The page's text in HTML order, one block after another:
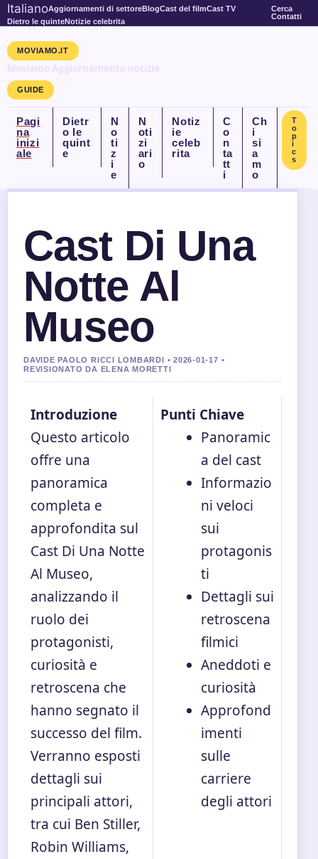
ItalianoAggiornamenti di settoreBlogCast del filmCast TV
Dietro le quinteNotizie celebrita
Cerca
Contatti
MOVIAMO.IT
Moviamo Aggiornamento notizie
GUIDE
Pagi
na
inizi
ale
Dietr
o le
quint
e
N
o
ti
z
i
e
N
oti
zi
ari
o
Notiz
ie
celeb
rita
C
o
n
ta
tt
i
Ch
i
si
a
m
o
T
o
p
i
c
s
Cast Di Una
Notte Al
Museo
DAVIDE PAOLO RICCI LOMBARDI • 2026-01-17 •
REVISIONATO DA ELENA MORETTI
Introduzione
Questo articolo
offre una
panoramica
completa e
approfondita sul
Cast Di Una Notte
Al Museo,
analizzando il
ruolo dei
protagonisti,
curiosità e
retroscena che
hanno segnato il
successo del film.
Verranno esposti
dettagli sui
principali attori,
tra cui Ben Stiller,
Robin Williams,
Punti Chiave
Panoramic
a del cast
Informazio
ni veloci
sui
protagonis
ti
Dettagli sui
retroscena
filmici
Aneddoti e
curiosità
Approfond
imenti
sulle
carriere
degli attori